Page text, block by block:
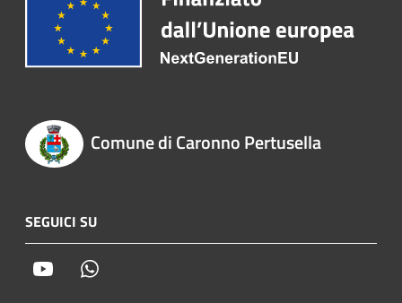
Comune di Caronno Pertusella
SEGUICI SU
Youtube